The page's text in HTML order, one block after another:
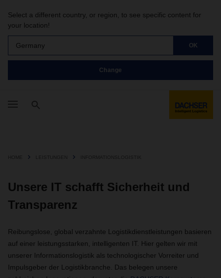
Select a different country, or region, to see specific content for
your location!
Germany OK
Change
HOME LEISTUNGEN INFORMATIONSLOGISTIK
Unsere IT schafft Sicherheit und
Transparenz
Reibungslose, global verzahnte Logistikdienstleistungen basieren
auf einer leistungsstarken, intelligenten IT. Hier gelten wir mit
unserer Informationslogistik als technologischer Vorreiter und
Impulsgeber der Logistikbranche. Das belegen unsere